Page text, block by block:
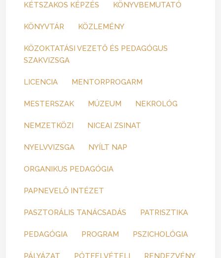
KÉTSZAKOS KÉPZÉS KÖNYVBEMUTATÓ
KÖNYVTÁR KÖZLEMÉNY
KÖZOKTATÁSI VEZETŐ ÉS PEDAGÓGUS
SZAKVIZSGA
LICENCIA MENTORPROGARM
MESTERSZAK MÚZEUM NEKROLÓG
NEMZETKÖZI NICEAI ZSINAT
NYELVVIZSGA NYÍLT NAP
ORGANIKUS PEDAGÓGIA
PAPNEVELŐ INTÉZET
PASZTORÁLIS TANÁCSADÁS PATRISZTIKA
PEDAGÓGIA PROGRAM PSZICHOLÓGIA
PÁLYÁZAT PÓTFELVÉTELI RENDEZVÉNY